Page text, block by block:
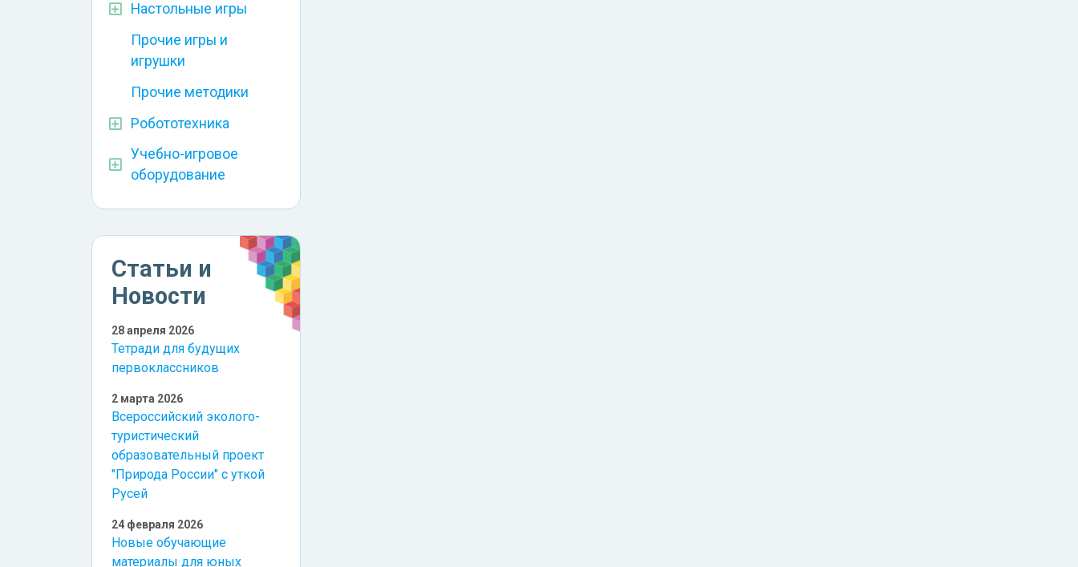
Настольные игры
Прочие игры и
игрушки
Прочие методики
Робототехника
Учебно-игровое
оборудование
Статьи и
Новости
28 апреля 2026
Тетради для будущих
первоклассников
2 марта 2026
Всероссийский эколого-
туристический
образовательный проект
"Природа России" с уткой
Русей
24 февраля 2026
Новые обучающие
материалы для юных